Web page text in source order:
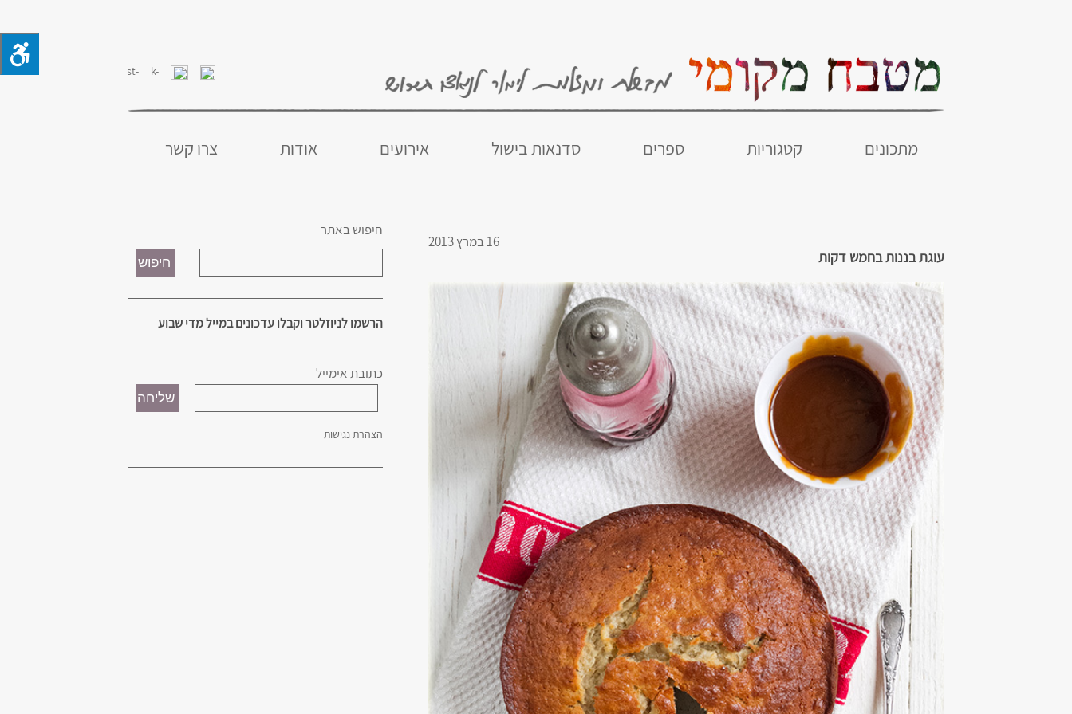
מתכונים קטגוריות ספרים סדנאות בישול אירועים אודות צרו קשר
16 במרץ 2013
עוגת בננות בחמש דקות
חיפוש באתר
הרשמו לניוזלטר וקבלו עדכונים במייל מדי שבוע
כתובת אימייל
הצהרת נגישות